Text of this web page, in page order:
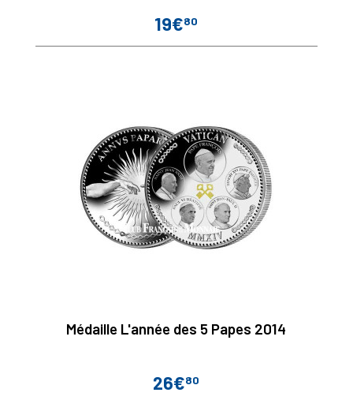
Prix
19€80
Médaille L'année des 5 Papes 2014
Prix
26€80